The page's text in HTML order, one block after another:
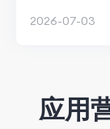
2026-07-03
应用